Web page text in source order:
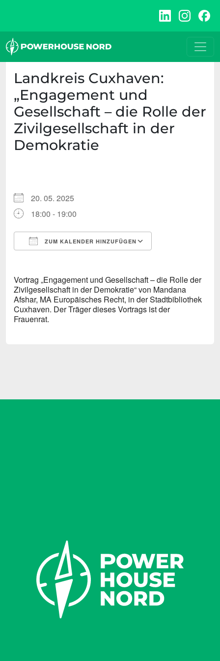
Landkreis Cuxhaven:
„Engagement und
Gesellschaft – die Rolle der
Zivilgesellschaft in der
Demokratie
20. 05. 2025
18:00 - 19:00
ZUM KALENDER HINZUFÜGEN
Vortrag „Engagement und Gesellschaft – die Rolle der
Zivilgesellschaft in der Demokratie“ von Mandana
Afshar, MA Europäisches Recht, in der Stadtbibliothek
Cuxhaven. Der Träger dieses Vortrags ist der
Frauenrat.